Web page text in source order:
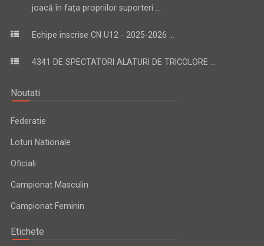
joacă în fața propriilor suporteri ...
Echipe inscrise CN U12 - 2025-2026 ...
4341 DE SPECTATORI ALATURI DE TRICOLORE ...
Noutati
Federatie
Loturi Nationale
Oficiali
Campionat Masculin
Campionat Feminin
Etichete